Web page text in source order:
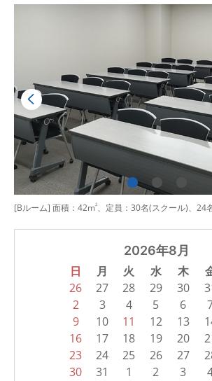
[Bルーム] 面積：42m2、定員：30名(スクール)、24
2026年8月
日 月 火 水 木
26 27 28 29 30
2
3 4 5 6
9
10 11 12 13
16
17 18 19 20
23
24 25 26 27
30
31 1 2 3